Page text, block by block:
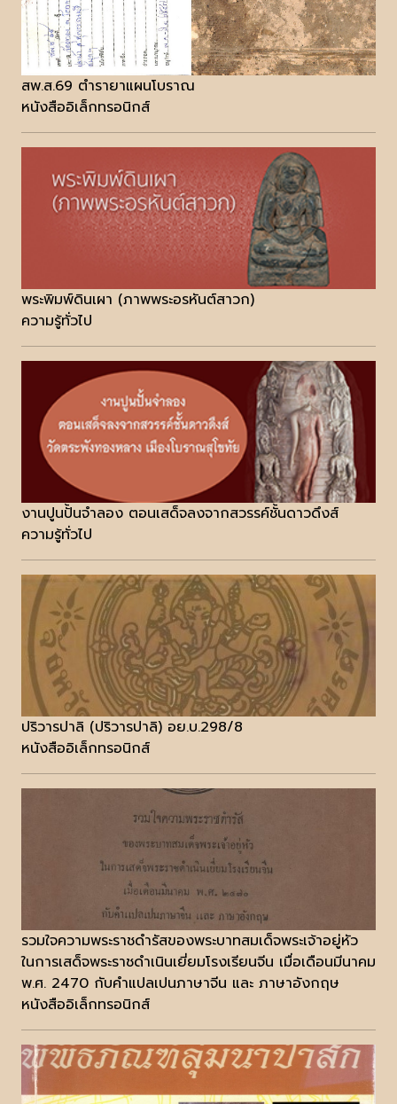
สพ.ส.69 ตำรายาแผนโบราณ
หนังสืออิเล็กทรอนิกส์
พระพิมพ์ดินเผา (ภาพพระอรหันต์สาวก)
ความรู้ทั่วไป
งานปูนปั้นจำลอง ตอนเสด็จลงจากสวรรค์ชั้นดาวดึงส์
ความรู้ทั่วไป
ปริวารปาลิ (ปริวารปาลิ) อย.บ.298/8
หนังสืออิเล็กทรอนิกส์
รวมใจความพระราชดำรัสของพระบาทสมเด็จพระเจ้าอยู่หัว
ในการเสด็จพระราชดำเนินเยี่ยมโรงเรียนจีน เมื่อเดือนมีนาคม
พ.ศ. 2470 กับคำแปลเปนภาษาจีน และ ภาษาอังกฤษ
หนังสืออิเล็กทรอนิกส์